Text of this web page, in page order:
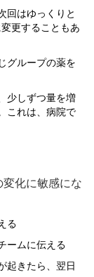
回はゆっくりと
更することもあ
グループの薬を
少しずつ量を増
これは、病院で
化に敏感にな
る
ームに伝える
起きたら、翌日